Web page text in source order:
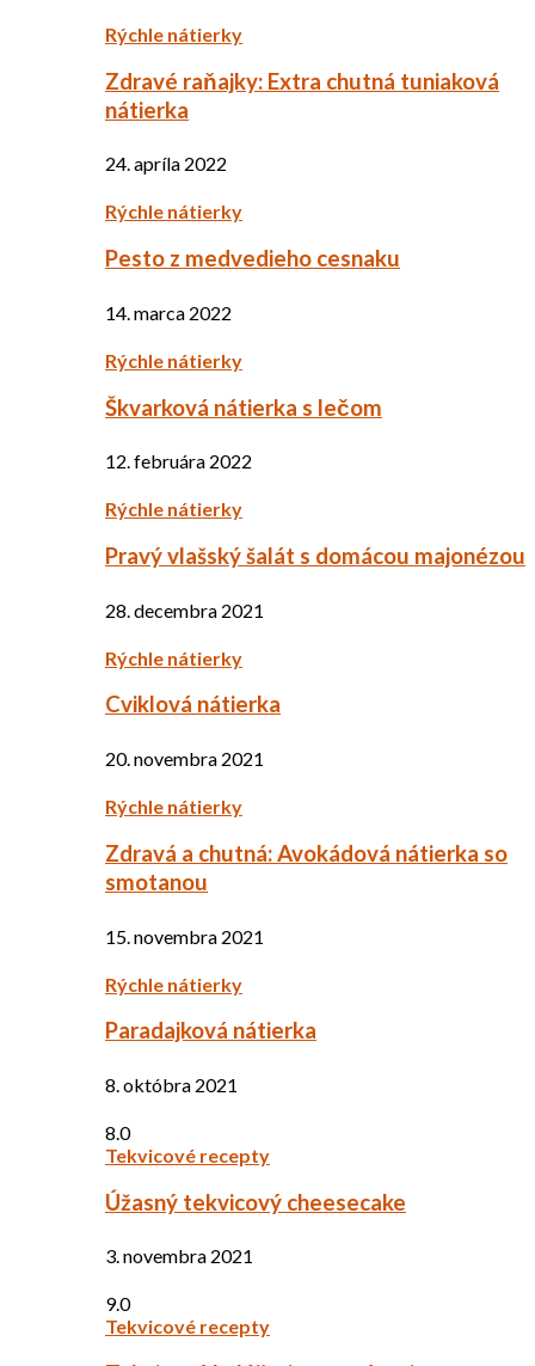
Rýchle nátierky
Zdravé raňajky: Extra chutná tuniaková
nátierka
24. apríla 2022
Rýchle nátierky
Pesto z medvedieho cesnaku
14. marca 2022
Rýchle nátierky
Škvarková nátierka s lečom
12. februára 2022
Rýchle nátierky
Pravý vlašský šalát s domácou majonézou
28. decembra 2021
Rýchle nátierky
Cviklová nátierka
20. novembra 2021
Rýchle nátierky
Zdravá a chutná: Avokádová nátierka so
smotanou
15. novembra 2021
Rýchle nátierky
Paradajková nátierka
8. októbra 2021
8.0
Tekvicové recepty
Úžasný tekvicový cheesecake
3. novembra 2021
9.0
Tekvicové recepty